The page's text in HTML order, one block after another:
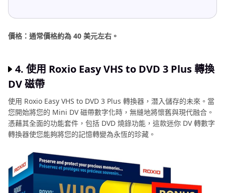
價格：通常價格約為 40 美元左右。
4. 使用 Roxio Easy VHS to DVD 3 Plus 轉換
DV 磁帶
使用 Roxio Easy VHS to DVD 3 Plus 轉換器，潛入儲存的未來。當
您開始將您的 Mini DV 磁帶數字化時，無縫地將懷舊與現代融合。
憑藉其全面的功能套件，包括 DVD 燒錄功能，這款迷你 DV 轉數字
轉換器使您能夠將您的記憶轉變為永恆的珍藏。